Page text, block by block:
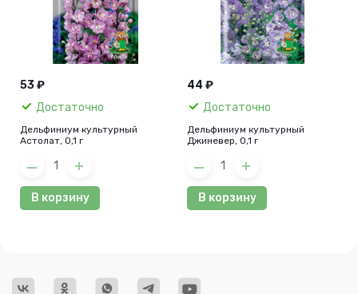
53 ₽
Достаточно
Дельфиниум культурный
Астолат, 0,1 г
В корзину
44 ₽
Достаточно
Дельфиниум культурный
Джиневер, 0,1 г
В корзину